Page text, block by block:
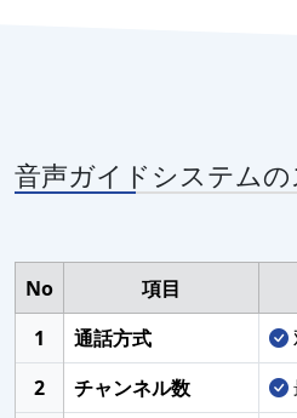
音声ガイドシステム
No 項目
1 通話方式
2
チャンネル数